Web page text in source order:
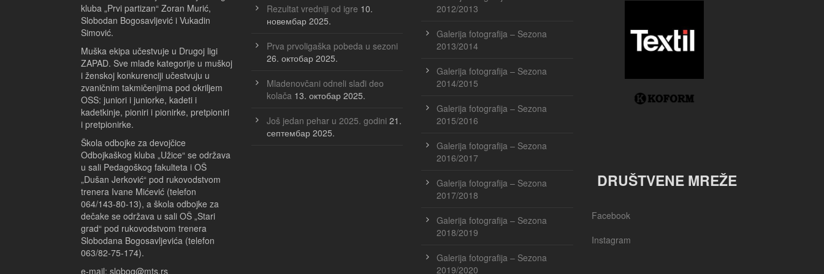
kluba „Prvi partizan“ Zoran Murić,
Slobodan Bogosavljević i Vukadin
Simović.
Muška ekipa učestvuje u Drugoj ligi
ZAPAD. Sve mlađe kategorije u muškoj
i ženskoj konkurenciji učestvuju u
zvaničnim takmičenjima pod okriljem
OSS: juniori i juniorke, kadeti i
kadetkinje, pioniri i pionirke, pretpioniri
i pretpionirke.
Škola odbojke za devojčice
Odbojkaškog kluba „Užice“ se održava
u sali Pedagoškog fakulteta i OŠ
„Dušan Jerković“ pod rukovodstvom
trenera Ivane Mićević (telefon
064/143-80-13), a škola odbojke za
dečake se održava u sali OŠ „Stari
grad“ pod rukovodstvom trenera
Slobodana Bogosavljevića (telefon
063/82-75-174).
e-mail: slobog@mts.rs
Rezultat vredniji od igre 10.
новембар 2025.
Prva prvoligaška pobeda u sezoni
26. октобар 2025.
Mladenovčani odneli slađi deo
kolača 13. октобар 2025.
Još jedan pehar u 2025. godini 21.
септембар 2025.
2012/2013
Galerija fotografija – Sezona
2013/2014
Galerija fotografija – Sezona
2014/2015
Galerija fotografija – Sezona
2015/2016
Galerija fotografija – Sezona
2016/2017
Galerija fotografija – Sezona
2017/2018
Galerija fotografija – Sezona
2018/2019
Galerija fotografija – Sezona
2019/2020
DRUŠTVENE MREŽE
Facebook
Instagram